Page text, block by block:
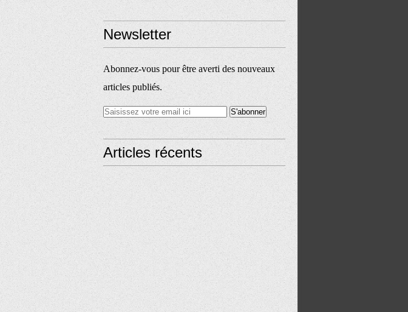
Newsletter
Abonnez-vous pour être averti des nouveaux
articles publiés.
Articles récents